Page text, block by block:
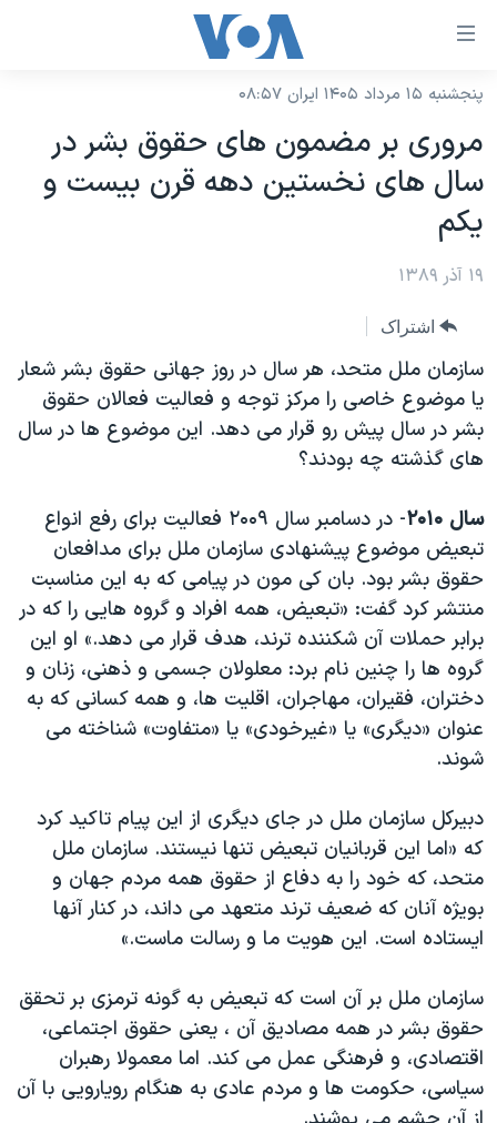
لینکهای
دسترسی
جهش
محتوای
اصلی
به
صفحه
جهش
به
جستجو
نسخه سبک وب‌سایت
موضوع ها
ایران
آمریکا
جهان
ورزشی
گزیده‌ها
ویژه برنامه‌ها
فرهنگ و زندگی
حقوق شهروندی
اقتصادی
علم و فناوری
اسرائیل در جنگ
گالری عکس
آرشیو پخش زنده
برنامه های تلویزیونی
جدول برنامه ها
صفحه‌های ویژه
جام جهانی ۲۰۲۶
عملیات خشم حماسی
۲۵۰سالگی آمریکا
مستندها
انتخابات ریاست جمهوری آمریکا ۲۰۲۴
حمله جمهوری اسلامی به اسرائیل
رمز مهسا
ورزش زنان در ایران
اعتراضات زن، زندگی، آزادی
مجموعه مستندهای دادخواهی
دادگاه حمید نوری
چهل سال گروگان‌گیری
قانون شفافیت دارائی کادر رهبری ایران
اسرائیل در جنگ
نرگس محمدی برنده جایزه نوبل صلح
همایش محافظه‌کاران آمریکا «سی‌پک»
صفحه‌های ویژه
فرکانس‌های صدای آمریکا
پخش رادیویی
یادگیری زبان انگلیسی
دنبال کنید
زبانهای مختلف
پنجشنبه ۱۵ مرداد ۱۴۰۵ ایران ۰۸:۵۷
مروری بر مضمون های حقوق بشر در
سال های نخستین دهه قرن بیست و
یکم
۱۹ آذر ۱۳۸۹
اشتراک
سازمان ملل متحد، هر سال در روز جهانی حقوق بشر شعار
یا موضوع خاصی را مرکز توجه و فعالیت فعالان حقوق
بشر در سال پیش رو قرار می دهد. این موضوع ها در سال
های گذشته چه بودند؟
سال ۲۰۱۰
- در دسامبر سال ۲۰۰۹ فعالیت برای رفع انواع
تبعیض موضوع پیشنهادی سازمان ملل برای مدافعان
حقوق بشر بود. بان کی مون در پیامی که به این مناسبت
منتشر کرد گفت: «تبعیض، همه افراد و گروه هایی را که در
برابر حملات آن شکننده ترند، هدف قرار می دهد.» او این
گروه ها را چنین نام برد: معلولان جسمی و ذهنی، زنان و
دختران، فقیران، مهاجران، اقلیت ها، و همه کسانی که به
عنوان «دیگری» یا «غیرخودی» یا «متفاوت» شناخته می
شوند.
دبیرکل سازمان ملل در جای دیگری از این پیام تاکید کرد
که «اما این قربانیان تبعیض تنها نیستند. سازمان ملل
متحد، که خود را به دفاع از حقوق همه مردم جهان و
بویژه آنان که ضعیف ترند متعهد می داند، در کنار آنها
ایستاده است. این هویت ما و رسالت ماست.»
سازمان ملل بر آن است که تبعیض به گونه ترمزی بر تحقق
حقوق بشر در همه مصادیق آن ، یعنی حقوق اجتماعی،
اقتصادی، و فرهنگی عمل می کند. اما معمولا رهبران
سیاسی، حکومت ها و مردم عادی به هنگام رویارویی با آن